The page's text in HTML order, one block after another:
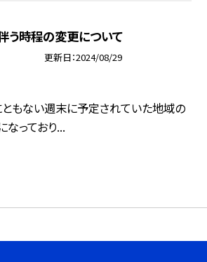
う時程の変更について
更新日 2024/08/29
もない週末に予定されていた地域の
っており...